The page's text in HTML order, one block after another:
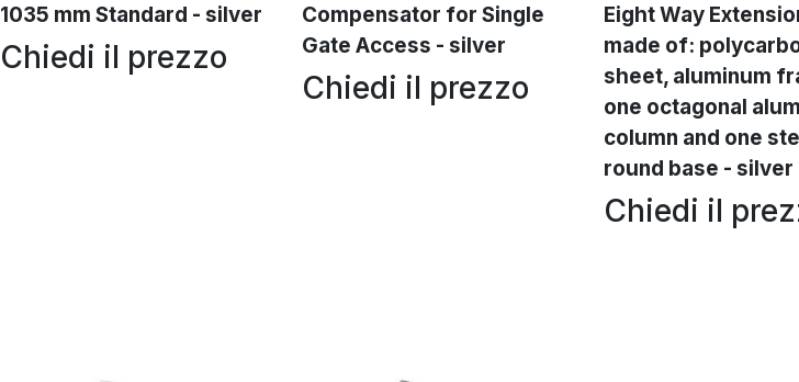
1035 mm Standard - silver
Chiedi il prezzo
Compensator for Single
Gate Access - silver
Chiedi il prezzo
Eight Way
made of:
sheet, aluminum
one octagonal
column and one
round base - silver
Chiedi il